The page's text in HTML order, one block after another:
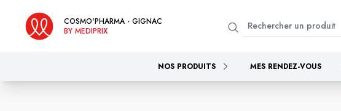
COSMO'PHARMA - GIGNAC
BY MEDIPRIX
NOS PRODUITS MES RENDEZ-VOUS